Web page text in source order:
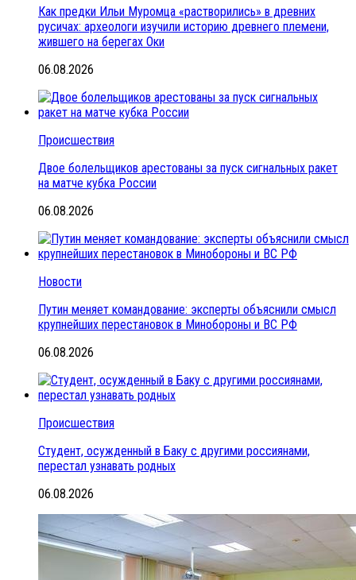
Как предки Ильи Муромца «растворились» в древних
русичах: археологи изучили историю древнего племени,
жившего на берегах Оки
06.08.2026
Происшествия
Двое болельщиков арестованы за пуск сигнальных ракет
на матче кубка России
06.08.2026
Новости
Путин меняет командование: эксперты объяснили смысл
крупнейших перестановок в Минобороны и ВС РФ
06.08.2026
Происшествия
Студент, осужденный в Баку с другими россиянами,
перестал узнавать родных
06.08.2026